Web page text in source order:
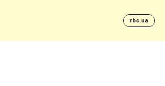
rbc.ua